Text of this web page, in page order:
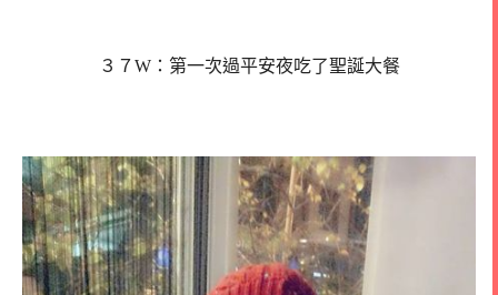
３７W：第一次過平安夜吃了聖誕大餐